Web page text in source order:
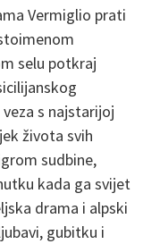
Vermiglio prati
selu potkraj
s najstarijoj
života svih
sudbine,
kada ga svijet
drama i alpski
gubitku i